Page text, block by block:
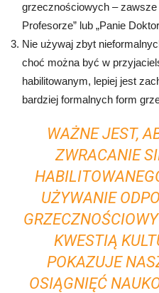
grzecznościowych – zawsze
Profesorze” lub „Panie
Nie używaj zbyt
choć można być w
habilitowanym, lepiej jest
bardziej formalnych form
WAŻNE JEST,
ZWRACANIE
UŻYWANIE
KWESTIĄ
POKAZUJE
OSIĄGNIĘĆ